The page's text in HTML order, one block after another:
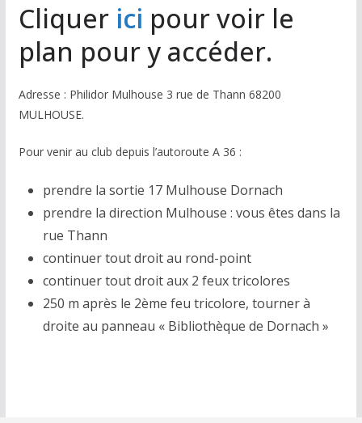
Cliquer ici pour voir le
plan pour y accéder.
Adresse : Philidor Mulhouse 3 rue de Thann 68200
MULHOUSE.
Pour venir au club depuis l’autoroute A 36 :
prendre la sortie 17 Mulhouse Dornach
prendre la direction Mulhouse : vous êtes dans la
rue Thann
continuer tout droit au rond-point
continuer tout droit aux 2 feux tricolores
250 m après le 2ème feu tricolore, tourner à
droite au panneau « Bibliothèque de Dornach »